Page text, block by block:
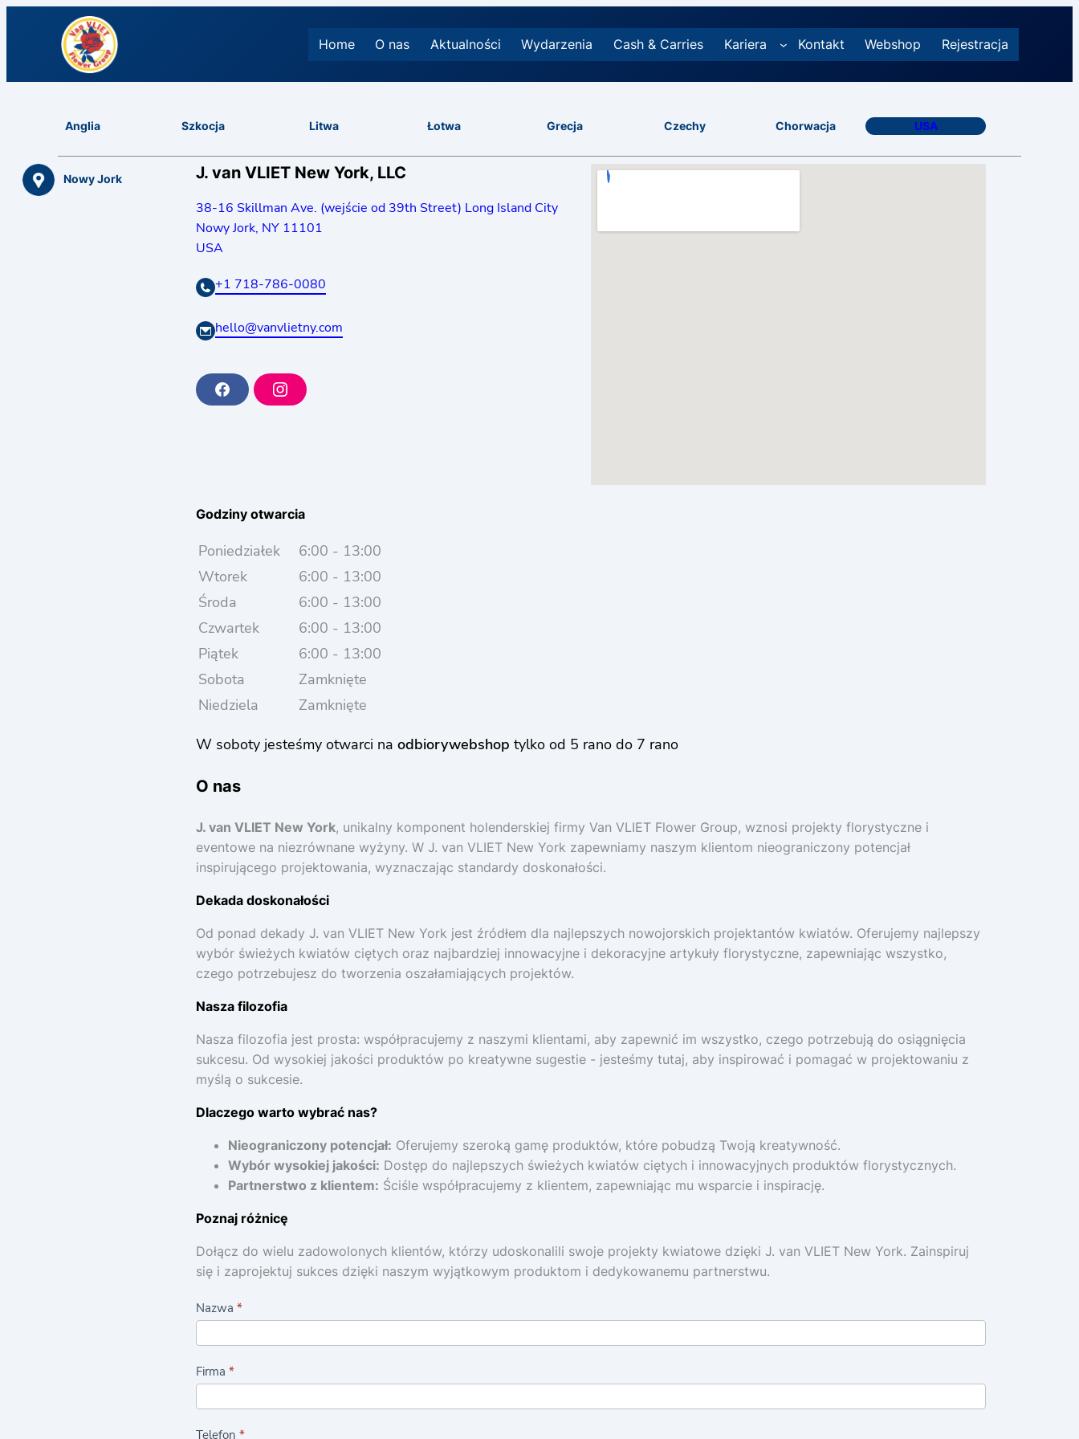
Home O nas Aktualności Wydarzenia Cash & Carries Kariera Kontakt Webshop Rejestracja
Anglia Szkocja Litwa Łotwa Grecja Czechy Chorwacja USA
Nowy Jork J. van VLIET New York, LLC
38-16 Skillman Ave. (wejście od 39th Street) Long Island City
Nowy Jork, NY 11101
USA
+1 718-786-0080
hello@vanvlietny.com
F
a
I
n
Godziny otwarcia
Poniedziałek
6:00 - 13:00
Wtorek
6:00 - 13:00
Środa
6:00 - 13:00
Czwartek
6:00 - 13:00
Piątek
6:00 - 13:00
Sobota
Zamknięte
Niedziela
Zamknięte
W soboty jesteśmy otwarci na odbiorywebshop tylko od 5 rano do 7 rano
O nas
J. van VLIET New York, unikalny komponent holenderskiej firmy Van VLIET Flower Group, wznosi projekty florystyczne i
eventowe na niezrównane wyżyny. W J. van VLIET New York zapewniamy naszym klientom nieograniczony potencjał
inspirującego projektowania, wyznaczając standardy doskonałości.
Dekada doskonałości
Od ponad dekady J. van VLIET New York jest źródłem dla najlepszych nowojorskich projektantów kwiatów. Oferujemy najlepszy
wybór świeżych kwiatów ciętych oraz najbardziej innowacyjne i dekoracyjne artykuły florystyczne, zapewniając wszystko,
czego potrzebujesz do tworzenia oszałamiających projektów.
Nasza filozofia
Nasza filozofia jest prosta: współpracujemy z naszymi klientami, aby zapewnić im wszystko, czego potrzebują do osiągnięcia
sukcesu. Od wysokiej jakości produktów po kreatywne sugestie - jesteśmy tutaj, aby inspirować i pomagać w projektowaniu z
myślą o sukcesie.
Dlaczego warto wybrać nas?
Nieograniczony potencjał: Oferujemy szeroką gamę produktów, które pobudzą Twoją kreatywność.
Wybór wysokiej jakości: Dostęp do najlepszych świeżych kwiatów ciętych i innowacyjnych produktów florystycznych.
Partnerstwo z klientem: Ściśle współpracujemy z klientem, zapewniając mu wsparcie i inspirację.
Poznaj różnicę
Dołącz do wielu zadowolonych klientów, którzy udoskonalili swoje projekty kwiatowe dzięki J. van VLIET New York. Zainspiruj
się i zaprojektuj sukces dzięki naszym wyjątkowym produktom i dedykowanemu partnerstwu.
F
m
Nazwa *
Firma *
Telefon *